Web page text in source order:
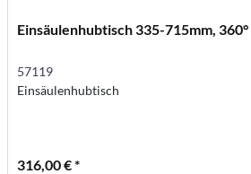
Einsäulenhubtisch 335-715mm,
57119
Einsäulenhubtisch
316,00 € *